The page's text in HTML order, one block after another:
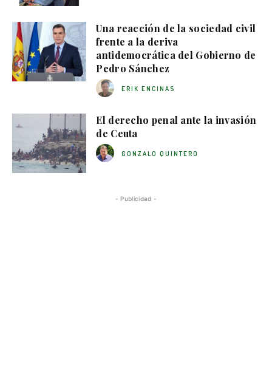
Una reacción de la sociedad civil
frente a la deriva
antidemocrática del Gobierno de
Pedro Sánchez
ERIK ENCINAS
El derecho penal ante la invasión
de Ceuta
GONZALO QUINTERO
- Publicidad -